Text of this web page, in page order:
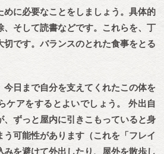
めに必要なことをしましょう。具体的
、そして読書などです。これらを、丁
切です。バランスのとれた食事をとる
今日まで自分を支えてくれたこの体を
ケアをするとよいでしょう。 外出自
、ずっと屋内に引きこもっていると身
可能性があります（これを「フレイ
みを避けて外出したり、屋外を散歩し